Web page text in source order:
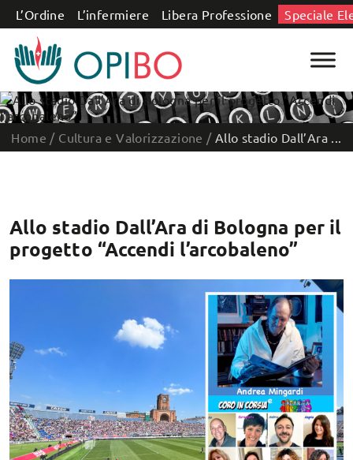
Salta al contenuto
L’Ordine L’infermiere Libera Professione Speciale
Home / Cultura e Valorizzazione / Allo stadio Dall’Ara ...
Allo stadio Dall’Ara di Bologna per il
progetto “Accendi l’arcobaleno”